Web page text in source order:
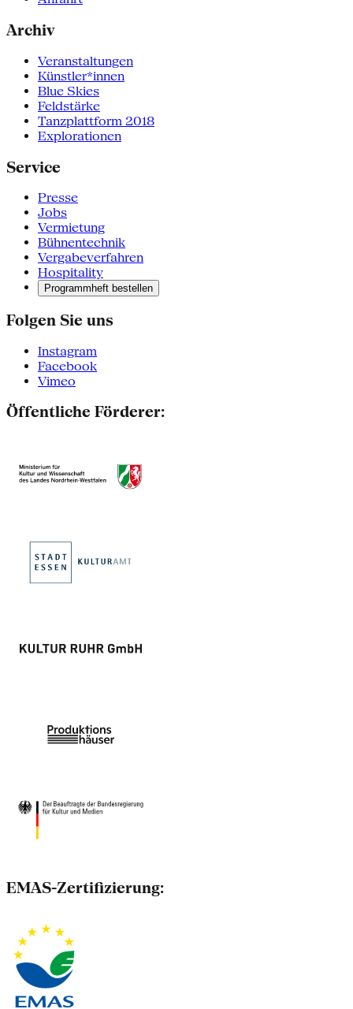
Archiv
Veranstaltungen
Künstler*innen
Blue Skies
Feldstärke
Tanzplattform 2018
Explorationen
Service
Presse
Jobs
Vermietung
Bühnentechnik
Vergabeverfahren
Hospitality
Programmheft bestellen
Folgen Sie uns
Instagram
Facebook
Vimeo
Öffentliche Förderer:
EMAS-Zertifizierung: